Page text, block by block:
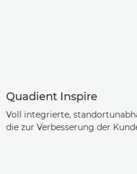
Quadient Inspire
Voll integrierte,
die zur Verbesserung der